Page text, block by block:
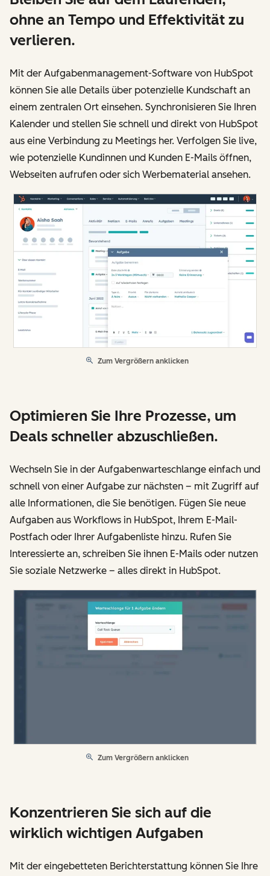
ohne an Tempo und Effektivität zu
verlieren.
Mit der Aufgabenmanagement-Software von HubSpot
können Sie alle Details über potenzielle Kundschaft an
einem zentralen Ort einsehen. Synchronisieren Sie Ihren
Kalender und stellen Sie schnell und direkt von HubSpot
aus eine Verbindung zu Meetings her. Verfolgen Sie live,
wie potenzielle Kundinnen und Kunden E-Mails öffnen,
Webseiten aufrufen oder sich Werbematerial ansehen.
Zum Vergrößern anklicken
Optimieren Sie Ihre Prozesse, um
Deals schneller abzuschließen.
Wechseln Sie in der Aufgabenwarteschlange einfach und
schnell von einer Aufgabe zur nächsten – mit Zugriff auf
alle Informationen, die Sie benötigen. Fügen Sie neue
Aufgaben aus Workflows in HubSpot, Ihrem E-Mail-
Postfach oder Ihrer Aufgabenliste hinzu. Rufen Sie
Interessierte an, schreiben Sie ihnen E-Mails oder nutzen
Sie soziale Netzwerke – alles direkt in HubSpot.
Zum Vergrößern anklicken
Konzentrieren Sie sich auf die
wirklich wichtigen Aufgaben
Mit der eingebetteten Berichterstattung können Sie Ihre